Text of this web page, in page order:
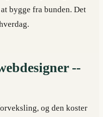
bygge fra bunden. Det
--
og den koster